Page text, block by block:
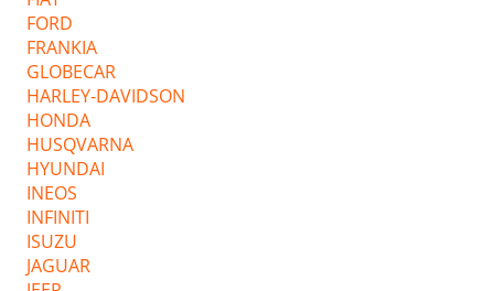
FORD
FRANKIA
GLOBECAR
HARLEY-DAVIDSON
HONDA
HUSQVARNA
HYUNDAI
INEOS
INFINITI
ISUZU
JAGUAR